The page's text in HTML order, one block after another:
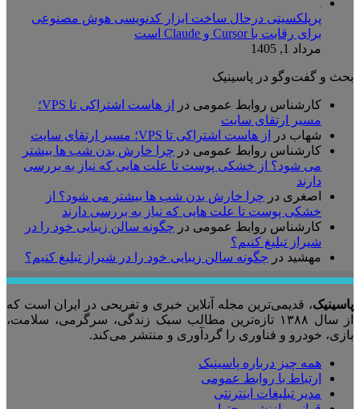
پرپلکسیتی درحال ساخت ابزار کدنویسی هوش مصنوعی
برای رقابت با Cursor و Claude است
مرداد 1, 1405
بحث و گفت‌وگو در پاسینیک
کارشناس روابط عمومی در
از هاست اشتراکی تا VPS؛
مسیر ارتقای سایت
شهاب در
از هاست اشتراکی تا VPS؛ مسیر ارتقای سایت
کارشناس روابط عمومی در چرا خارش بدن شب ها بیشتر
می شود؟ از خشکی پوست تا علت هایی که نیاز به بررسی
دارند
اصغری در چرا خارش بدن شب ها بیشتر می شود؟ از
خشکی پوست تا علت هایی که نیاز به بررسی دارند
کارشناس روابط عمومی در چگونه سالن زیبایی خود را در
شیراز تبلیغ کنیم؟
مهشید در چگونه سالن زیبایی خود را در شیراز تبلیغ کنیم؟
پاسینیک، قدیمی‌ترین مجله آنلاین خبری و تفریحی در ایران است که
از سال ۱۳۸۸ تازه‌ترین مطالب سبک زندگی، سرگرمی، سلامت،
بازی، خودرو و فناوری را گردآوری و منتشر می‌کند.
همه چیز درباره پاسینیک
ارتباط با روابط عمومی
مدیر تبلیغات اینترنتی